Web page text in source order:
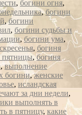
, богини огня,
,богини
,богини
, богини судьбы и
,богини ума,
, богиня
пятницы,богиня
,выполнение
богини,женские
, исландская
за дни недели,
выполнять в
в пятницу, какие